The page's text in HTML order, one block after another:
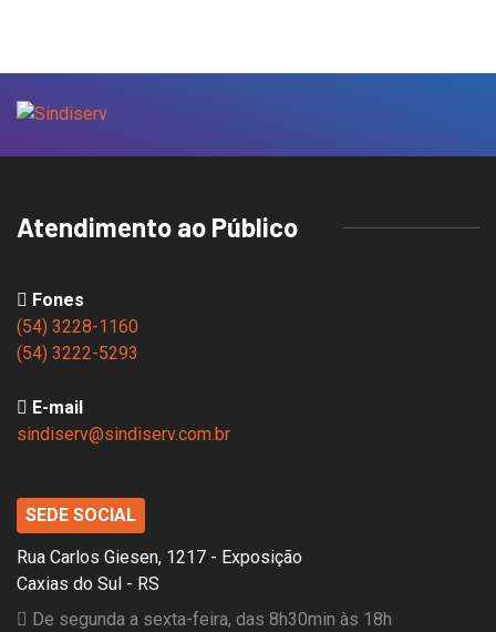
Atendimento ao Público
Fones
(54) 3228-1160
(54) 3222-5293
E-mail
sindiserv@sindiserv.com.br
SEDE SOCIAL
Rua Carlos Giesen, 1217 - Exposição
Caxias do Sul - RS
De segunda a sexta-feira, das 8h30min às 18h